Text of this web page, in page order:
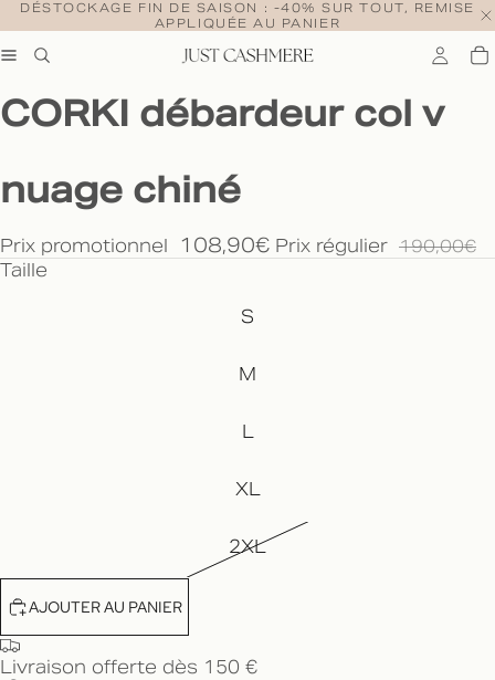
DÉSTOCKAGE FIN DE SAISON : -40% SUR TOUT, REMISE
APPLIQUÉE AU PANIER
CORKI débardeur col v
nuage chiné
Prix promotionnel 108,90€ Prix régulier 190,00€
Taille
S
M
L
XL
2XL
AJOUTER AU PANIER
Livraison offerte dès 150 €